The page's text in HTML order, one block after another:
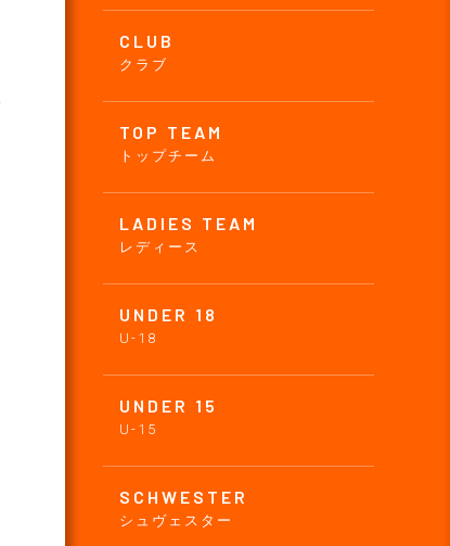
CLUB
クラブ
TOP TEAM
トップチーム
LADIES TEAM
レディース
UNDER 18
U-18
UNDER 15
U-15
SCHWESTER
シュヴェスター